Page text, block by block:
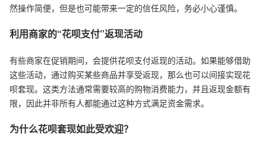
然操作简便，但是也可能带来一定的信任风险，务必小心谨慎。
利用商家的“花呗支付”返现活动
有些商家在促销期间，会提供花呗支付返现的活动。如果能够借助
这些活动，通过购买某些商品并享受返现，那么也可以间接实现花
呗套现。这类方法通常需要较高的购物消费能力，并且返现金额有
限，因此并非所有人都能通过这种方式满足资金需求。
为什么花呗套现如此受欢迎？